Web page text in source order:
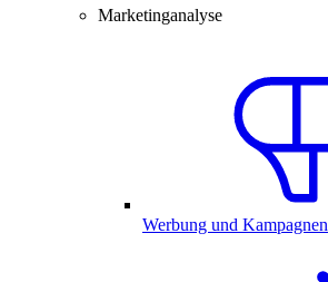
Marketinganalyse
Werbung und Kampagnen